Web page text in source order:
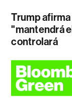
Trump afirma
"mantendrá
controlará